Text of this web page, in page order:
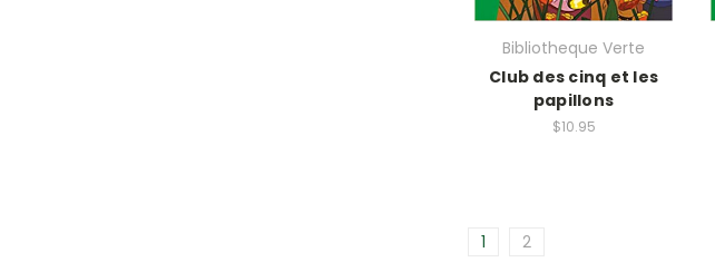
Bibliotheque Verte
Club des cinq et les
papillons
$10.95
1 2